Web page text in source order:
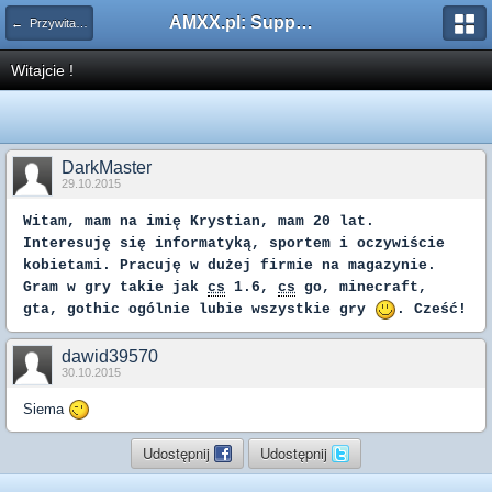
← Przywitaj się AMXX.pl: Support AMX Mod X i SourceMod
Witajcie !
DarkMaster
29.10.2015
Witam, mam na imię Krystian, mam 20 lat.
Interesuję się informatyką, sportem i oczywiście
kobietami. Pracuję w dużej firmie na magazynie.
Gram w gry takie jak cs 1.6, cs go, minecraft,
gta, gothic ogólnie lubie wszystkie gry
. Cześć!
dawid39570
30.10.2015
Siema
Udostępnij Udostępnij